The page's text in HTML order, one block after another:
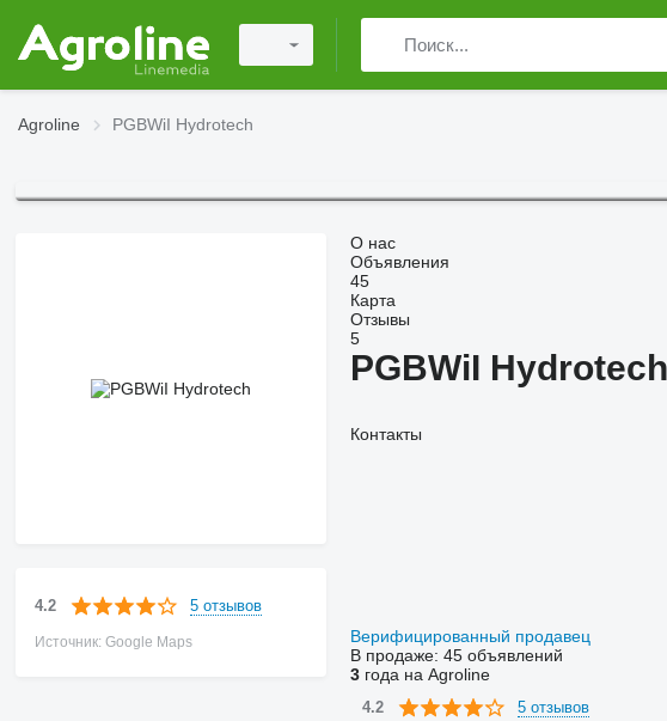
Agroline PGBWiI Hydrotech
4.2 5 отзывов
Источник: Google Maps
О нас
Объявления
45
Карта
Отзывы
5
PGBWiI Hydrotech
Контакты
Верифицированный продавец
В продаже: 45 объявлений
3года на Agroline
4.2 5 отзывов